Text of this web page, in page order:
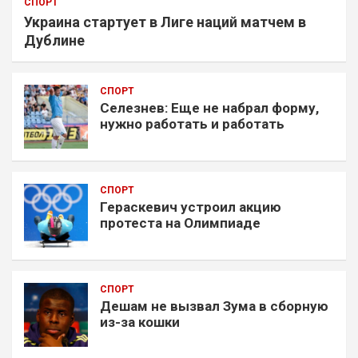
СПОРТ
Украина стартует в Лиге наций матчем в
Дублине
СПОРТ
Селезнев: Еще не набрал форму,
нужно работать и работать
СПОРТ
Гераскевич устроил акцию
протеста на Олимпиаде
СПОРТ
Дешам не вызвал Зума в сборную
из-за кошки